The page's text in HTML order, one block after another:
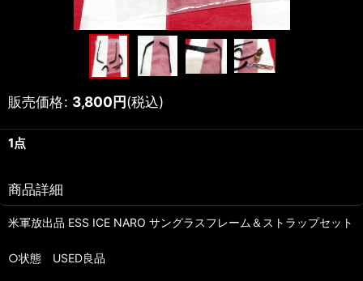
販売価格: 3,800円(税込)
1点
商品詳細
米軍放出品 ESS ICE NARO サングラスフレーム＆ストラップセット
○状態 USED良品